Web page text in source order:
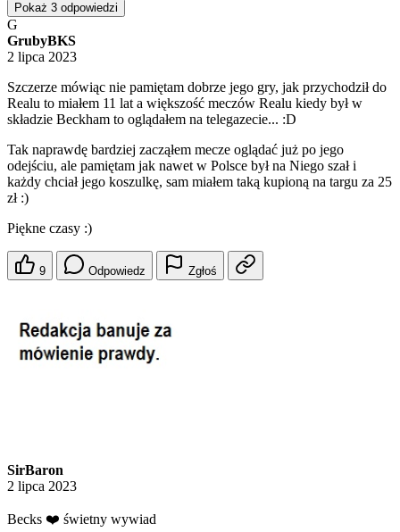
Pokaż 3 odpowiedzi
G
GrubyBKS
2 lipca 2023
Szczerze mówiąc nie pamiętam dobrze jego gry, jak przychodził do
Realu to miałem 11 lat a większość meczów Realu kiedy był w
składzie Beckham to oglądałem na telegazecie... :D
Tak naprawdę bardziej zacząłem mecze oglądać już po jego
odejściu, ale pamiętam jak nawet w Polsce był na Niego szał i
każdy chciał jego koszulkę, sam miałem taką kupioną na targu za 25
zł :)
Piękne czasy :)
9 Odpowiedz Zgłoś
SirBaron
2 lipca 2023
Becks ❤️ świetny wywiad